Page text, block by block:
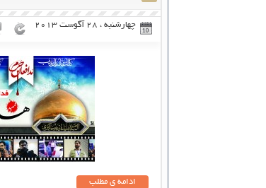
چهارشنبه ، 28 آگوست 2013
ادامه ی مطلب